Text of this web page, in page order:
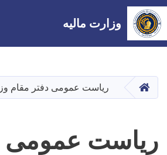
main
content
وزارت مالیه
صفحه اصلیریاست عمومی دفتر مقام
ریاست عمومی